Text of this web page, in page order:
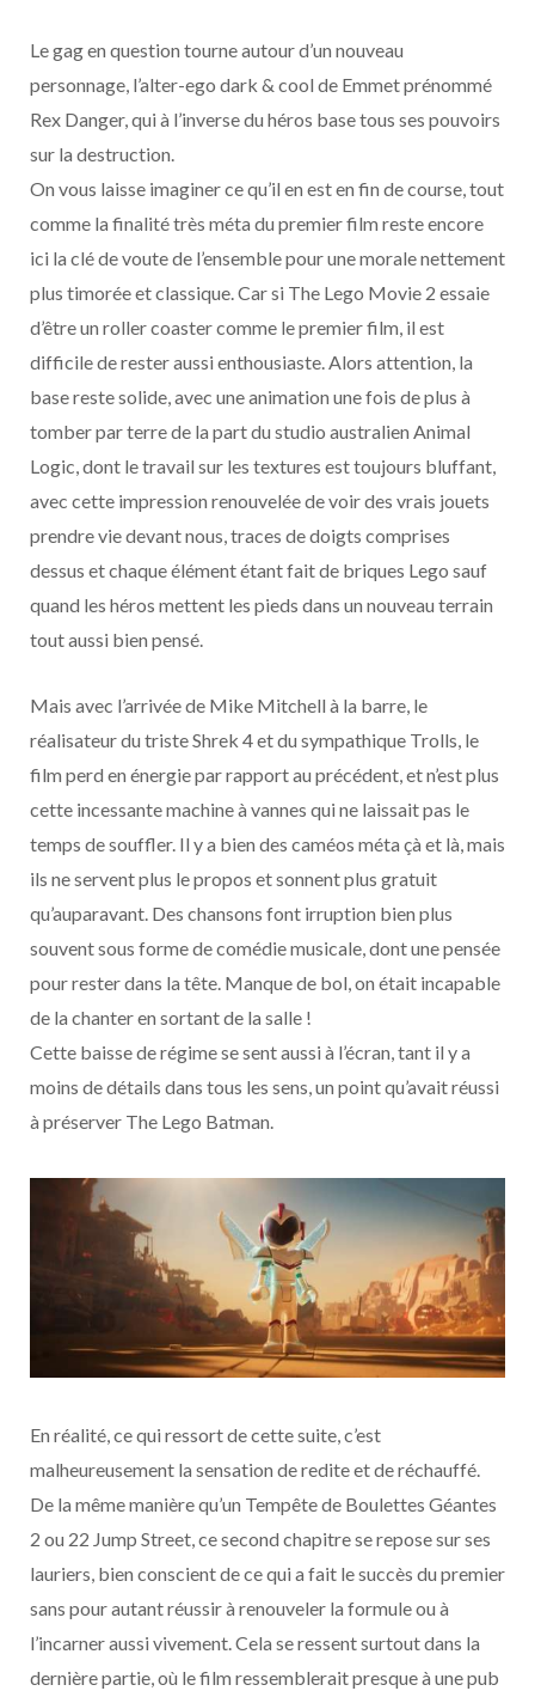
Le gag en question tourne autour d’un nouveau
personnage, l’alter-ego dark & cool de Emmet prénommé
Rex Danger, qui à l’inverse du héros base tous ses pouvoirs
sur la destruction.
On vous laisse imaginer ce qu’il en est en fin de course, tout
comme la finalité très méta du premier film reste encore
ici la clé de voute de l’ensemble pour une morale nettement
plus timorée et classique. Car si The Lego Movie 2 essaie
d’être un roller coaster comme le premier film, il est
difficile de rester aussi enthousiaste. Alors attention, la
base reste solide, avec une animation une fois de plus à
tomber par terre de la part du studio australien Animal
Logic, dont le travail sur les textures est toujours bluffant,
avec cette impression renouvelée de voir des vrais jouets
prendre vie devant nous, traces de doigts comprises
dessus et chaque élément étant fait de briques Lego sauf
quand les héros mettent les pieds dans un nouveau terrain
tout aussi bien pensé.
Mais avec l’arrivée de Mike Mitchell à la barre, le
réalisateur du triste Shrek 4 et du sympathique Trolls, le
film perd en énergie par rapport au précédent, et n’est plus
cette incessante machine à vannes qui ne laissait pas le
temps de souffler. Il y a bien des caméos méta çà et là, mais
ils ne servent plus le propos et sonnent plus gratuit
qu’auparavant. Des chansons font irruption bien plus
souvent sous forme de comédie musicale, dont une pensée
pour rester dans la tête. Manque de bol, on était incapable
de la chanter en sortant de la salle !
Cette baisse de régime se sent aussi à l’écran, tant il y a
moins de détails dans tous les sens, un point qu’avait réussi
à préserver The Lego Batman.
En réalité, ce qui ressort de cette suite, c’est
malheureusement la sensation de redite et de réchauffé.
De la même manière qu’un Tempête de Boulettes Géantes
2 ou 22 Jump Street, ce second chapitre se repose sur ses
lauriers, bien conscient de ce qui a fait le succès du premier
sans pour autant réussir à renouveler la formule ou à
l’incarner aussi vivement. Cela se ressent surtout dans la
dernière partie, où le film ressemblerait presque à une pub